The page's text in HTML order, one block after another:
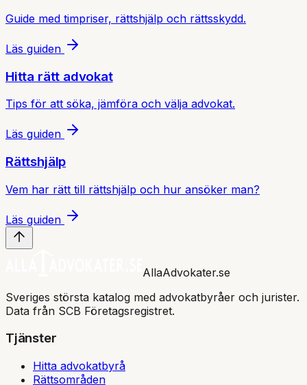
Guide med timpriser, rättshjälp och rättsskydd.
Läs guiden
Hitta rätt advokat
Tips för att söka, jämföra och välja advokat.
Läs guiden
Rättshjälp
Vem har rätt till rättshjälp och hur ansöker man?
Läs guiden
AllaAdvokater.se
Sveriges största katalog med advokatbyråer och jurister.
Data från SCB Företagsregistret.
Tjänster
Hitta advokatbyrå
Rättsområden